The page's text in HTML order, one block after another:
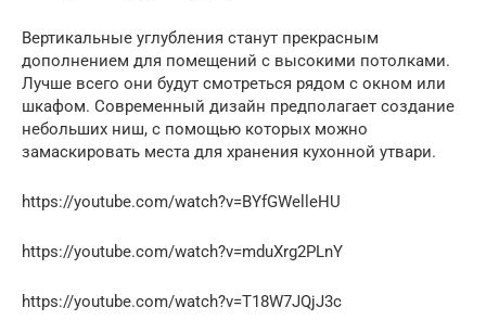
Вертикальные углубления станут прекрасным
дополнением для помещений с высокими потолками.
Лучше всего они будут смотреться рядом с окном или
шкафом. Современный дизайн предполагает создание
небольших ниш, с помощью которых можно
замаскировать места для хранения кухонной утвари.
https://youtube.com/watch?v=BYfGWelleHU
https://youtube.com/watch?v=mduXrg2PLnY
https://youtube.com/watch?v=T18W7JQjJ3c